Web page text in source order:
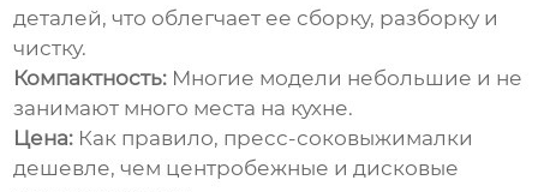
деталей, что облегчает ее сборку, разборку и
чистку.
Компактность: Многие модели небольшие и не
занимают много места на кухне.
Цена: Как правило, пресс-соковыжималки
дешевле, чем центробежные и дисковые